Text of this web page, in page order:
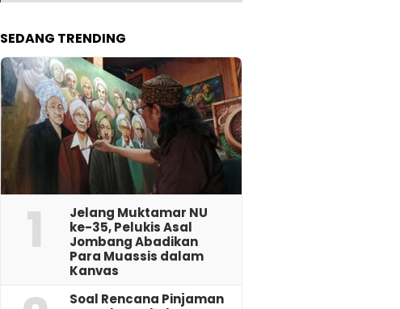
SEDANG TRENDING
1
Jelang Muktamar NU
ke-35, Pelukis Asal
Jombang Abadikan
Para Muassis dalam
Kanvas
‎Soal Rencana Pinjaman